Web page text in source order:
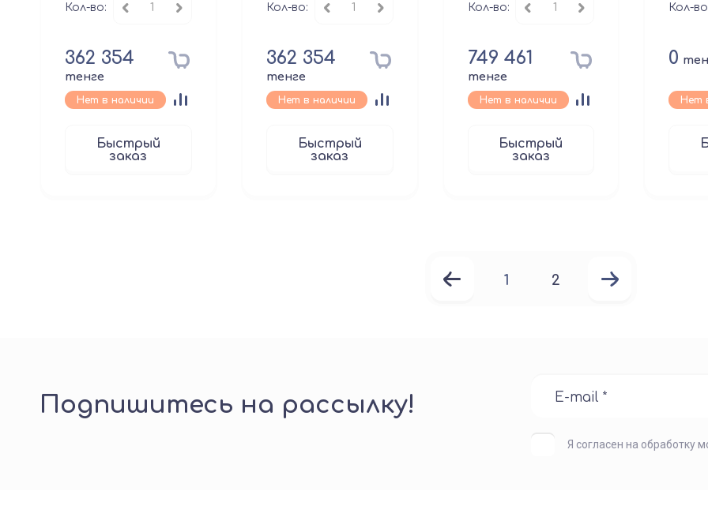
Кол-во:
362 354
тенге
Нет в наличии
Быстрый
заказ
Кол-во:
362 354
тенге
Нет в наличии
Быстрый
заказ
Кол-во:
749 461
тенге
Нет в наличии
Быстрый
заказ
Кол-
0
Нет
1 2
Подпишитесь на рассылку!
Я согласен на обработку